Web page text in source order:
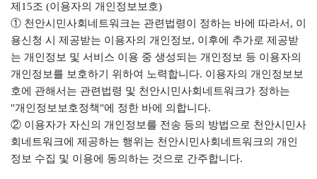
제15조 (이용자의 개인정보보호)
① 천안시민사회네트워크는 관련법령이 정하는 바에 따라서, 이
용신청 시 제공받는 이용자의 개인정보, 이후에 추가로 제공받
는 개인정보 및 서비스 이용 중 생성되는 개인정보 등 이용자의
개인정보를 보호하기 위하여 노력합니다. 이용자의 개인정보보
호에 관해서는 관련법령 및 천안시민사회네트워크가 정하는
"개인정보보호정책"에 정한 바에 의합니다.
② 이용자가 자신의 개인정보를 전송 등의 방법으로 천안시민사
회네트워크에 제공하는 행위는 천안시민사회네트워크의 개인
정보 수집 및 이용에 동의하는 것으로 간주합니다.